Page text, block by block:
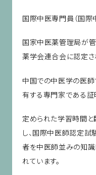
国際中医専門員（国際
国家中医薬管理局が
薬学会連合会に認定さ
中国での中医学の医師
有する専門家である証
定められた学習時間
し、国際中医師認定試
者を中医師並みの知識
れています。